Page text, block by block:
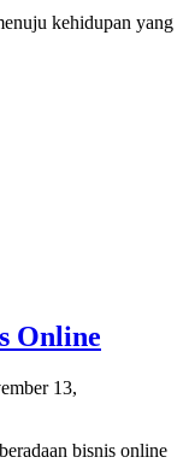
kehidupan yang
Online
13,
bisnis online